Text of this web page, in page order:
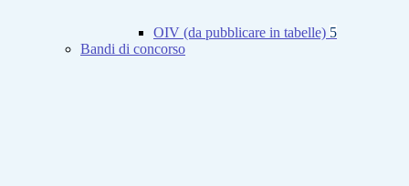
OIV (da pubblicare in tabelle) 5
Bandi di concorso